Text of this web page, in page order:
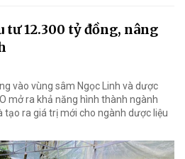
tư 12.300 tỷ đồng, nâng
vào vùng sâm Ngọc Linh và dược
mở ra khả năng hình thành ngành
tạo ra giá trị mới cho ngành dược liệu